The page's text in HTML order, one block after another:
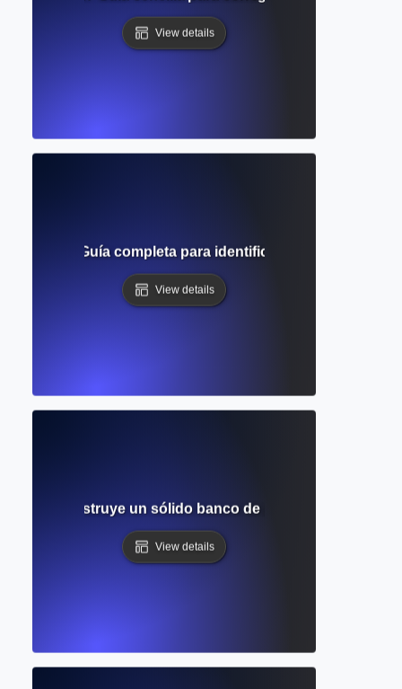
View details
oración? Guía completa para identificar y corregir
View details
Construye un sólido banco de palabras para la
View details